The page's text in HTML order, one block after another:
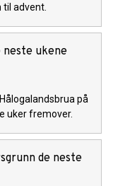
advent.
neste ukene
på
uker fremover.
de neste